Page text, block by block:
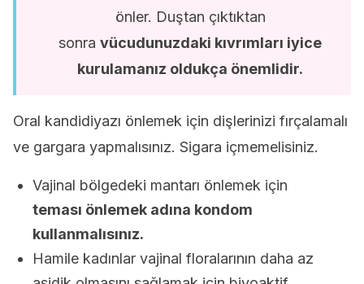
önler. Duştan çıktıktan
sonra vücudunuzdaki kıvrımları iyice
kurulamanız oldukça önemlidir.
Oral kandidiyazı önlemek için dişlerinizi fırçalamalı
ve gargara yapmalısınız. Sigara içmemelisiniz.
Vajinal bölgedeki mantarı önlemek için
teması önlemek adına kondom
kullanmalısınız.
Hamile kadınlar vajinal floralarının daha az